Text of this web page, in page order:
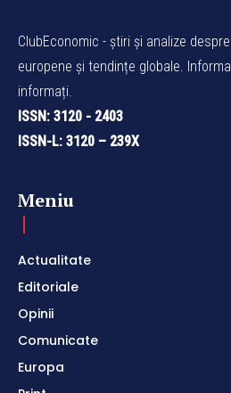
ClubEconomic - știri și analize
europene și tendințe globale.
informați.
ISSN: 3120 - 2403
ISSN-L: 3120 – 239X
Meniu
Actualitate
Editoriale
Opinii
Comunicate
Europa